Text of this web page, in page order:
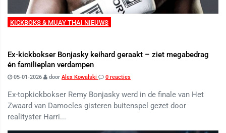
KICKBOKS & MUAY THAI NIEUWS
Ex-kickbokser Bonjasky keihard geraakt – ziet megabedrag
én familieplan verdampen
05-01-2026 door Alex Kowalski 0 reacties
Ex-topkickbokser Remy Bonjasky werd in de finale van Het
Zwaard van Damocles gisteren buitenspel gezet door
realityster Harri...